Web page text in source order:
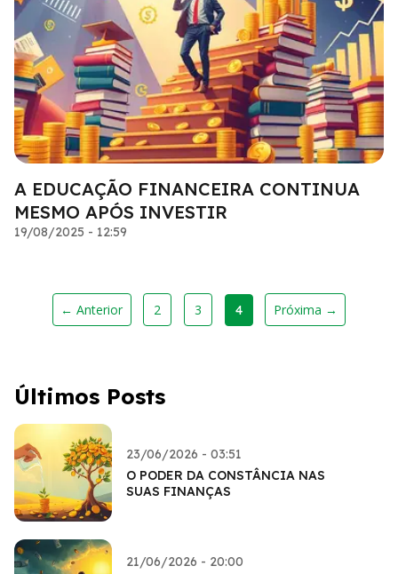
A EDUCAÇÃO FINANCEIRA CONTINUA
MESMO APÓS INVESTIR
19/08/2025 - 12:59
← Anterior 2 3 4 Próxima →
Últimos Posts
23/06/2026 - 03:51
O PODER DA CONSTÂNCIA NAS
SUAS FINANÇAS
21/06/2026 - 20:00